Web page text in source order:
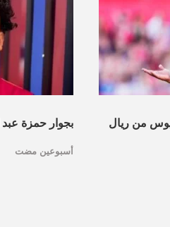
من ريال بجوار حمزة
أسبوعين مضت